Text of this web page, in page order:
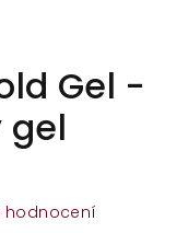
Gel -
gel
hodnocení